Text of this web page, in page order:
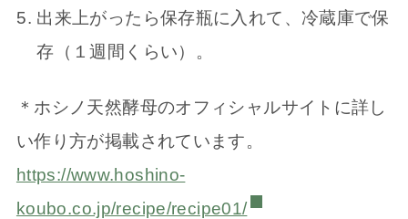
出来上がったら保存瓶に入れて、冷蔵庫で保
存（１週間くらい）。
＊ホシノ天然酵母のオフィシャルサイトに詳し
い作り方が掲載されています。
https://www.hoshino-
koubo.co.jp/recipe/recipe01/